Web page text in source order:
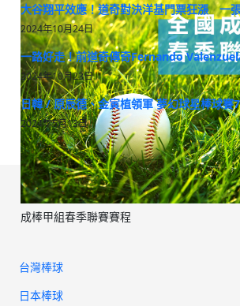
成棒甲組春季聯賽賽程
大谷翔平效應！道奇對決洋基門票狂漲 一
2024年10月24日
一路好走！前道奇傳奇Fernando
2024年10月23日
日韓 / 原辰德、金寅植領軍 夢幻球星棒球賽
2024年5月13日
台灣棒球
日本棒球